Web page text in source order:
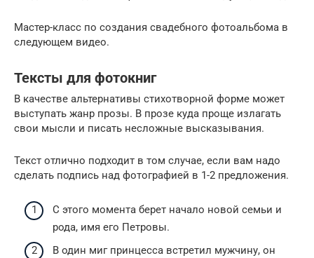
Мастер-класс по создания свадебного фотоальбома в
следующем видео.
Тексты для фотокниг
В качестве альтернативы стихотворной форме может
выступать жанр прозы. В прозе куда проще излагать
свои мысли и писать несложные высказывания.
Текст отлично подходит в том случае, если вам надо
сделать подпись над фотографией в 1-2 предложения.
С этого момента берет начало новой семьи и
рода, имя его Петровы.
В один миг принцесса встретил мужчину, он